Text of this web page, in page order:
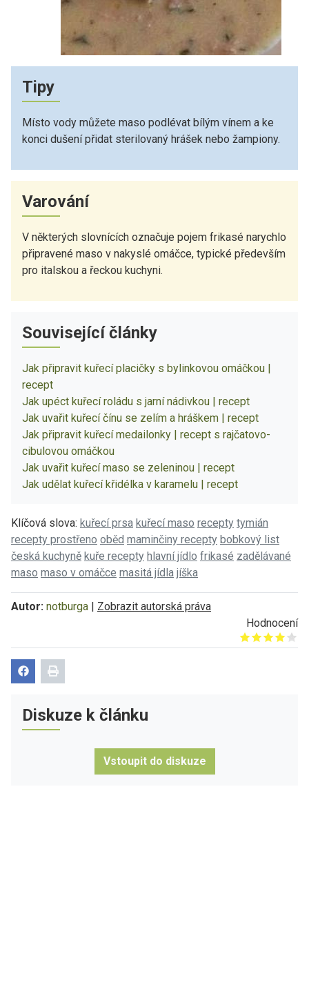
Tipy
Místo vody můžete maso podlévat bílým vínem a ke
konci dušení přidat sterilovaný hrášek nebo žampiony.
Varování
V některých slovnících označuje pojem frikasé narychlo
připravené maso v nakyslé omáčce, typické především
pro italskou a řeckou kuchyni.
Související články
Jak připravit kuřecí placičky s bylinkovou omáčkou |
recept
Jak upéct kuřecí roládu s jarní nádivkou | recept
Jak uvařit kuřecí čínu se zelím a hráškem | recept
Jak připravit kuřecí medailonky | recept s rajčatovo-
cibulovou omáčkou
Jak uvařit kuřecí maso se zeleninou | recept
Jak udělat kuřecí křidélka v karamelu | recept
Klíčová slova: kuřecí prsa kuřecí maso recepty tymián
recepty prostřeno oběd maminčiny recepty bobkový list
česká kuchyně kuře recepty hlavní jídlo frikasé zadělávané
maso maso v omáčce masitá jídla jíška
Autor: notburga | Zobrazit autorská práva
Hodnocení
Give it 1/5
Give it 2/5
Give it 3/5
Give it 4/5
Give it 5/5
Diskuze k článku
Vstoupit do diskuze